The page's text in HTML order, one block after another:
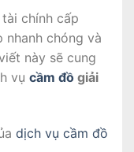
chính cấp
nhanh chóng và
này sẽ cung
vụ cầm đồ giải
dịch vụ cầm đồ